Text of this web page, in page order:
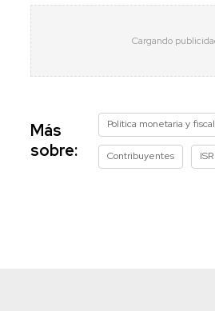
Más
sobre:
Política monetaria y fiscal
Contribuyentes ISR